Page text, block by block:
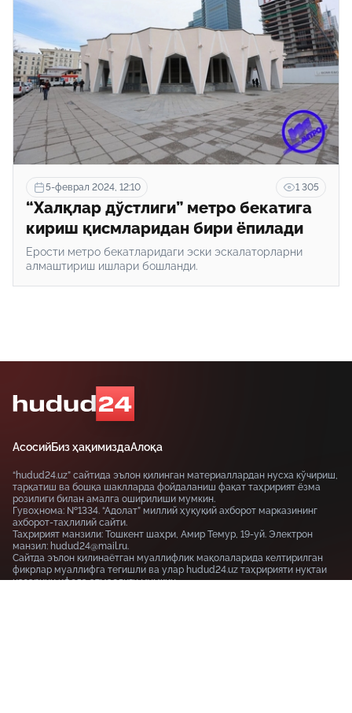
5-феврал 2024, 12:10 1 305
“Халқлар дўстлиги” метро бекатига
кириш қисмларидан бири ёпилади
Ерости метро бекатларидаги эски эскалаторларни
алмаштириш ишлари бошланди.
АсосийБиз ҳақимиздаАлоқа
“hudud24.uz” сайтида эълон қилинган материаллардан нусха кўчириш,
тарқатиш ва бошқа шаклларда фойдаланиш фақат таҳририят ёзма
розилиги билан амалга оширилиши мумкин.
Гувоҳнома: №1334. “Адолат” миллий ҳуқуқий ахборот марказининг
ахборот-таҳлилий сайти.
Таҳририят манзили: Тошкент шаҳри, Амир Темур, 19-уй. Электрон
манзил: hudud24@mail.ru.
Сайтда эълон қилинаётган муаллифлик мақолаларида келтирилган
фикрлар муаллифга тегишли ва улар hudud24.uz таҳририяти нуқтаи
назарини ифода этмаслиги мумкин.